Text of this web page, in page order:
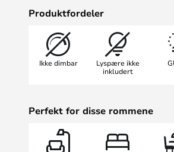
kan dreies
Lampen er
bord-, gulv-,
Produktfordeler
Ikke dimbar
Lyspære ikke
inkludert
Perfekt for disse rommene